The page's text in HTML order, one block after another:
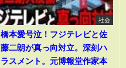
社会
橋本愛号泣！フジテレビと佐
藤二朗が真っ向対立。深刻ハ
ラスメント。元博報堂作家本